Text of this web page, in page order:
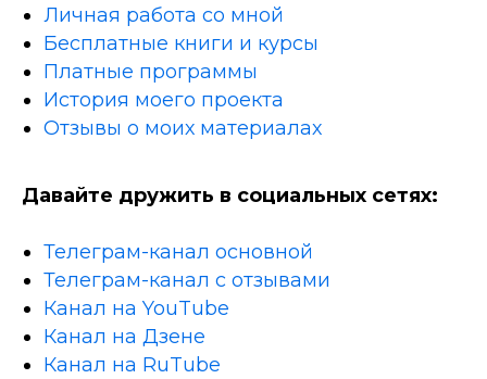
Личная работа со мной
Бесплатные книги и курсы
Платные программы
История моего проекта
Отзывы о моих материалах
Давайте дружить в социальных сетях:
Телеграм-канал основной
Телеграм-канал с отзывами
Канал на YouTube
Канал на Дзене
Канал на RuTube